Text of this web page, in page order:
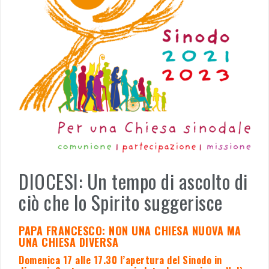
DIOCESI: Un tempo di ascolto di
ciò che lo Spirito suggerisce
PAPA FRANCESCO: NON UNA CHIESA NUOVA MA
UNA CHIESA DIVERSA
Domenica 17 alle 17.30 l’apertura del Sinodo in